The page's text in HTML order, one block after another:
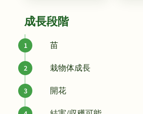
成長段階
苗
栽物体成長
開花